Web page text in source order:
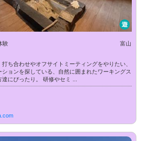
遊
験 富山
ち合わせやオフサイトミーティングをやりたい、
ョンを探している、自然に囲まれたワーキングス
にぴったり。 研修やセミ ...